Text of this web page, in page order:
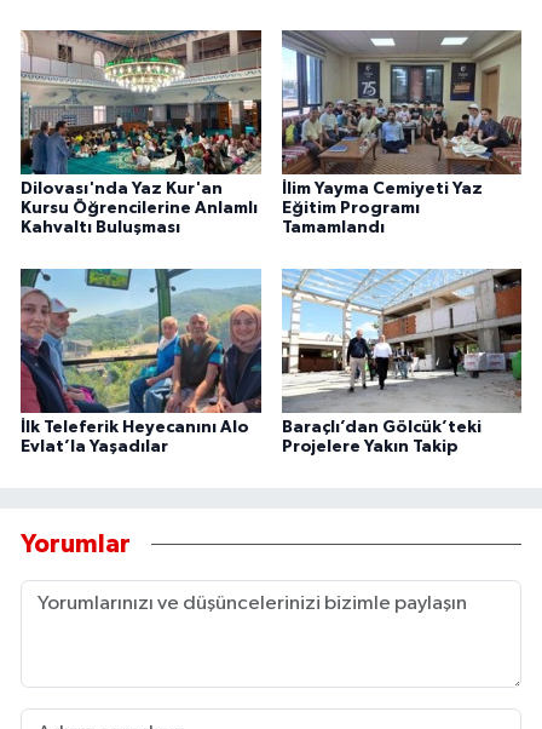
Dilovası'nda Yaz Kur'an
Kursu Öğrencilerine Anlamlı
Kahvaltı Buluşması
İlim Yayma Cemiyeti Yaz
Eğitim Programı
Tamamlandı
İlk Teleferik Heyecanını Alo
Evlat’la Yaşadılar
Baraçlı’dan Gölcük’teki
Projelere Yakın Takip
Yorumlar